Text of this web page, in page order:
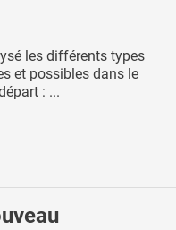
les différents types
et possibles dans le
: ...